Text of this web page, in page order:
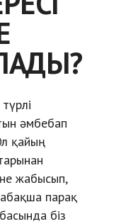
әмбебап
қайың
жабысып,
парақ
біз